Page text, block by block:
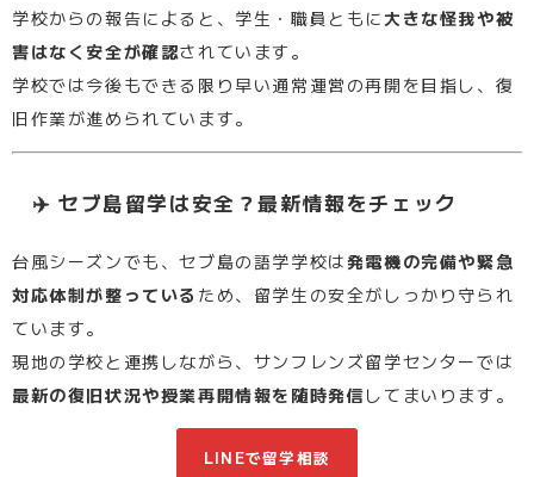
学校からの報告によると、学生・職員ともに 大きな怪我や被
害はなく安全が確認されています。
学校では今後もできる限り早い通常運営の再開を目指し、復
旧作業が進められています。
✈️ セブ島留学は安全？最新情報をチェック
台風シーズンでも、セブ島の語学学校は発電機の完備や緊急
対応体制が整っている ため、留学生の安全がしっかり守られ
ています。
現地の学校と連携しながら、サンフレンズ留学センターでは
最新の復旧状況や授業再開情報を随時発信してまいります。
LINEで留学相談